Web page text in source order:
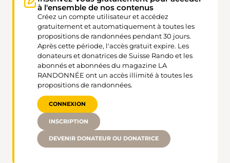
à l'ensemble de nos contenus
Créez un compte utilisateur et accédez
gratuitement et automatiquement à toutes les
propositions de randonnées pendant 30 jours.
Après cette période, l'accès gratuit expire. Les
donateurs et donatrices de Suisse Rando et les
abonnés et abonnées du magazine LA
RANDONNÉE ont un accès illimité à toutes les
propositions de randonnées.
CONNEXION
INSCRIPTION
DEVENIR DONATEUR OU DONATRICE